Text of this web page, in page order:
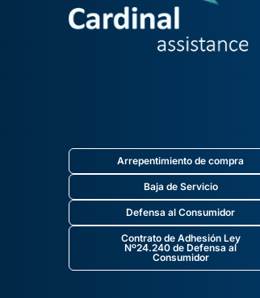
Arrepentimiento de compra
Baja de Servicio
Defensa al Consumidor
Contrato de Adhesión Ley
Nº24.240 de Defensa al
Consumidor